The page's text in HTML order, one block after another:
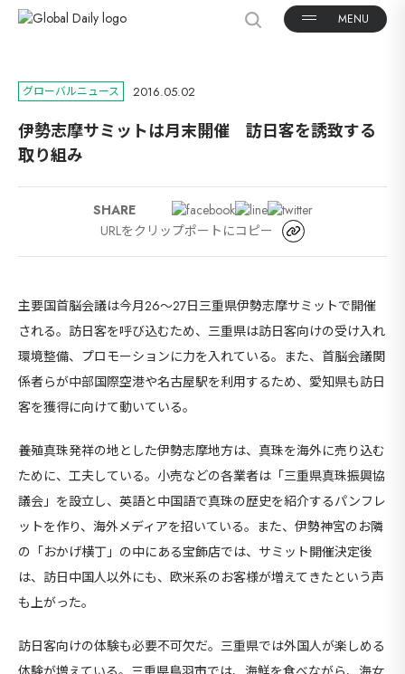
グローバルニュース 2016.05.02
伊勢志摩サミットは月末開催 訪日客を誘致する
取り組み
SHARE
URLをクリップポートにコピー
主要国首脳会議は今月26～27日三重県伊勢志摩サミットで開催
される。訪日客を呼び込むため、三重県は訪日客向けの受け入れ
環境整備、プロモーションに力を入れている。また、首脳会議関
係者らが中部国際空港や名古屋駅を利用するため、愛知県も訪日
客を獲得に向けて動いている。
養殖真珠発祥の地とした伊勢志摩地方は、真珠を海外に売り込む
ために、工夫している。小売などの各業者は「三重県真珠振興協
議会」を設立し、英語と中国語で真珠の歴史を紹介するパンフレ
ットを作り、海外メディアを招いている。また、伊勢神宮のお隣
の「おかげ横丁」の中にある宝飾店では、サミット開催決定後
は、訪日中国人以外にも、欧米系のお客様が増えてきたという声
も上がった。
訪日客向けの体験も必要不可欠だ。三重県では外国人が楽しめる